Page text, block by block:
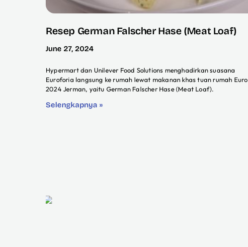
Resep German Falscher Hase (Meat Loaf)
June 27, 2024
Hypermart dan Unilever Food Solutions menghadirkan suasana
Euroforia langsung ke rumah lewat makanan khas tuan rumah Euro
2024 Jerman, yaitu German Falscher Hase (Meat Loaf).
Selengkapnya »